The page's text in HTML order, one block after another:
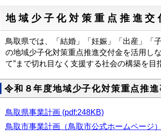
地域少子化対策重点推進交
鳥取県では、「結婚」「妊娠」「出産」「
の地域少子化対策重点推進交付金を活用し
て”まで切れ目なく支援する社会の構築を目
令和８年度地域少子化対策重点推
鳥取県事業計画 (pdf:248KB)
鳥取市事業計画（鳥取市公式ホームページ）